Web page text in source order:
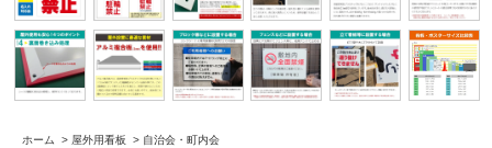
ホーム > 屋外用看板 > 自治会・町内会